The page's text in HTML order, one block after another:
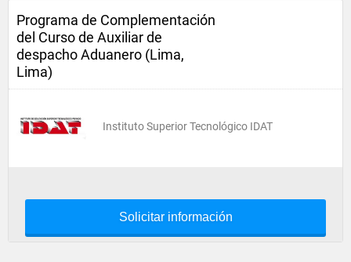
Programa de Complementación
del Curso de Auxiliar de
despacho Aduanero (Lima,
Lima)
Instituto Superior Tecnológico IDAT
Solicitar información